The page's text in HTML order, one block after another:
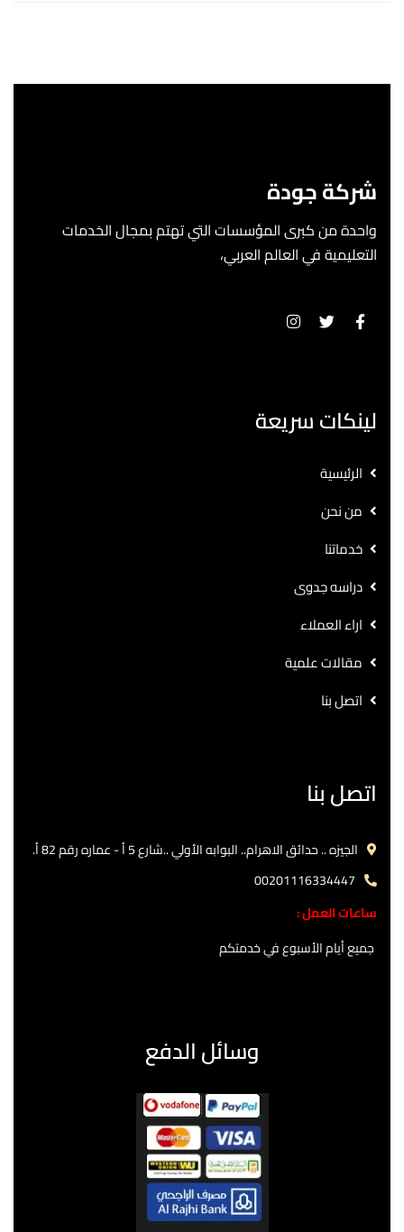
شركة جودة
واحدة من كبرى المؤسسات التي تهتم بمجال الخدمات
التعليمية في العالم العربي،
لينكات سريعة
الرئيسية
من نحن
خدماتنا
دراسه جدوى
اراء العملاء
مقالات علمية
اتصل بنا
اتصل بنا
الجيزه .. حدائق الاهرام.. البوابه الأولي ..شارع 5 أ - عماره رقم 82 أ.
00201116334447
ساعات العمل :
جميع أيام الأسبوع في خدمتكم
وسائل الدفع